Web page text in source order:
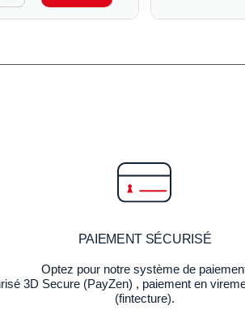
PAIEMENT SÉCURISÉ
Optez pour notre système de
3D Secure (PayZen) , paiement en
(fintecture).